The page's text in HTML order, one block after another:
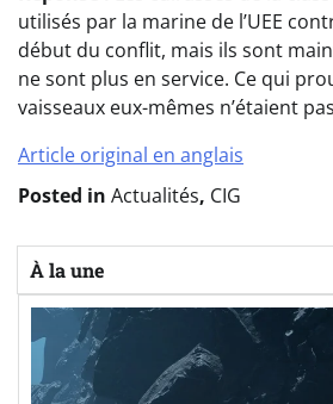
utilisés par la marine de l’UEE
début du conflit, mais ils sont
ne sont plus en service. Ce qui
vaisseaux eux-mêmes n’étaient
Article original en anglais
Posted in Actualités, CIG
À la une